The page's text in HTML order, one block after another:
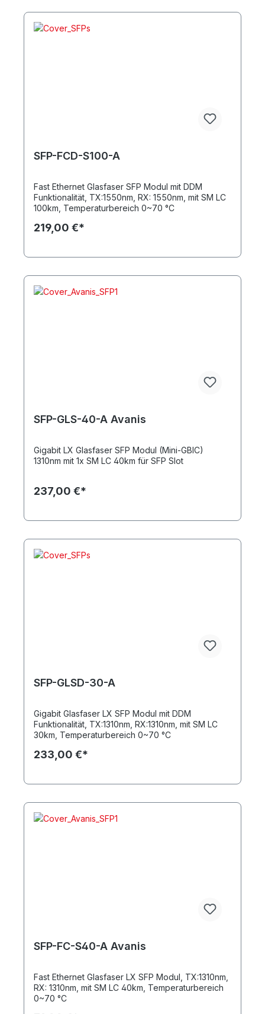
SFP-FCD-S100-A
Fast Ethernet Glasfaser SFP Modul mit DDM
Funktionalität, TX:1550nm, RX: 1550nm, mit SM LC
100km, Temperaturbereich 0~70 °C
219,00 €*
SFP-GLS-40-A Avanis
Gigabit LX Glasfaser SFP Modul (Mini-GBIC)
1310nm mit 1x SM LC 40km für SFP Slot
237,00 €*
SFP-GLSD-30-A
Gigabit Glasfaser LX SFP Modul mit DDM
Funktionalität, TX:1310nm, RX:1310nm, mit SM LC
30km, Temperaturbereich 0~70 °C
233,00 €*
SFP-FC-S40-A Avanis
Fast Ethernet Glasfaser LX SFP Modul, TX:1310nm,
RX: 1310nm, mit SM LC 40km, Temperaturbereich
0~70 °C